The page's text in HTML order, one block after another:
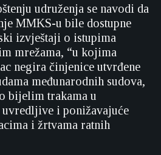
udruženja se navodi da
MMKS-u bile dostupne
izvještaji o istupima
mrežama, “u kojima
negira činjenice utvrđene
međunarodnih sudova,
bijelim trakama u
i ponižavajuće
i žrtvama ratnih